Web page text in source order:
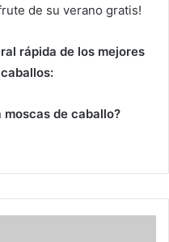
de su verano gratis!
rápida de los mejores
de caballo?